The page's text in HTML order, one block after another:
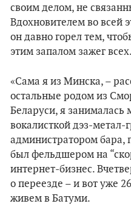
своим делом, не
Вдохновителем во всей
он давно горел тем,
этим запалом зажег всех.
«Сама я из Минска, –
остальные родом из
Беларуси, я занималась
вокалисткой дэз-
администратором бара,
был фельдшером на
интернет-бизнес.
о переезде – и вот уже
живем в Батуми.